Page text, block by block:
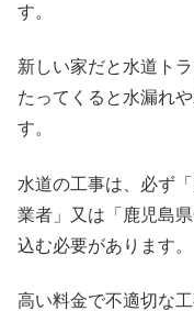
す。
新しい家だと水道ト
たってくると水漏れ
す。
水道の工事は、必ず
業者」又は「鹿児島
込む必要があります。
高い料金で不適切な